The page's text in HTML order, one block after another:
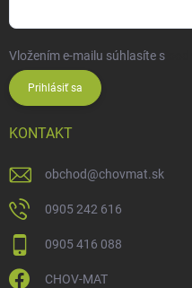
Vložením e-mailu súhlasíte s
Prihlásiť sa
KONTAKT
obchod@chovmat.sk
0905 242 616
0905 416 088
CHOV-MAT